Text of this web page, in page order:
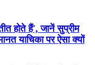
होते हैं', जानें सुप्रीम
याचिका पर ऐसा क्यों